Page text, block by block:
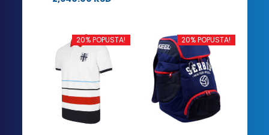
ima
više
varijanti.
Opcije
mogu
biti
izabrane
više
varijanti.
Opcije
mogu
biti
izabrane
na
20% POPUSTA! 20% POPUSTA!